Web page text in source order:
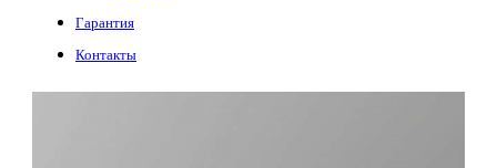
Гарантия
Контакты